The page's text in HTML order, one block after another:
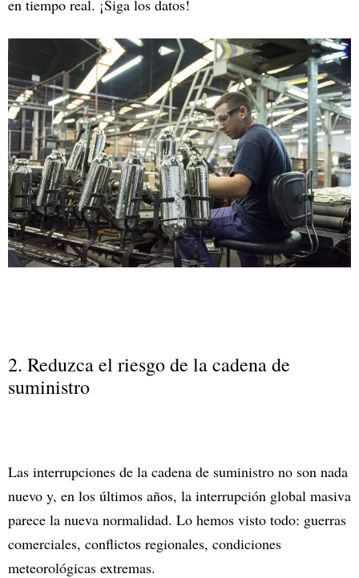
en tiempo real. ¡Siga los datos!
2. Reduzca el riesgo de la cadena de
suministro
Las interrupciones de la cadena de suministro no son nada
nuevo y, en los últimos años, la interrupción global masiva
parece la nueva normalidad. Lo hemos visto todo: guerras
comerciales, conflictos regionales, condiciones
meteorológicas extremas.